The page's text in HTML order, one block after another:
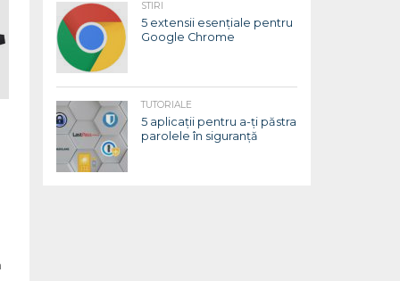
STIRI
5 extensii esențiale pentru
Google Chrome
TUTORIALE
5 aplicații pentru a-ți păstra
parolele în siguranță